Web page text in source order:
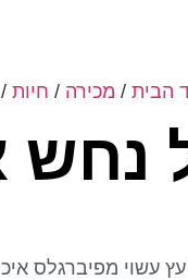
הבית / מכירה / חיות
עשוי מפיברגלס